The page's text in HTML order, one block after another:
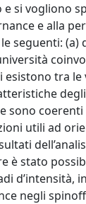
si vogliono
e alla
seguenti:
tra
sono
utili ad
è stato
d’intensità,
negli